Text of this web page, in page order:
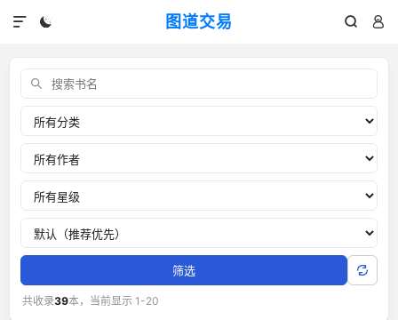
图道交易
  

交易书单：外汇黄金交易经典书籍
关键词
分类
作者
推荐星级
排序
筛选
共收录39本，当前显示 1-20